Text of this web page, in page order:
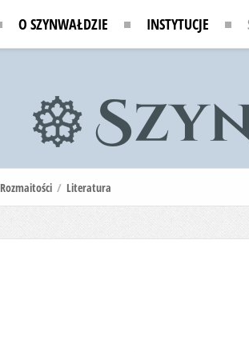
O SZYNWAŁDZIE INSTYTUCJE
Rozmaitości / Literatura